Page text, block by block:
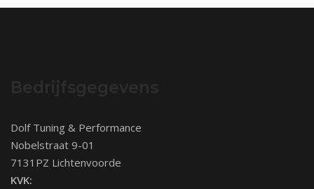
Dolf Tuning & Performance
Nobelstraat 9-01
7131PZ Lichtenvoorde
KVK: